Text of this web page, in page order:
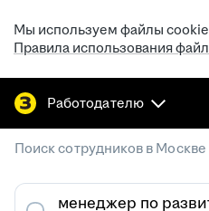
Мы используем файлы
Правила использования
Работодателю
Поиск сотрудников в Москве